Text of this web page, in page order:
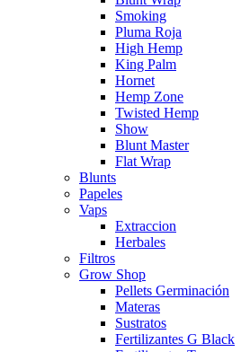
Smoking
Pluma Roja
High Hemp
King Palm
Hornet
Hemp Zone
Twisted Hemp
Show
Blunt Master
Flat Wrap
Blunts
Papeles
Vaps
Extraccion
Herbales
Filtros
Grow Shop
Pellets Germinación
Materas
Sustratos
Fertilizantes G Black